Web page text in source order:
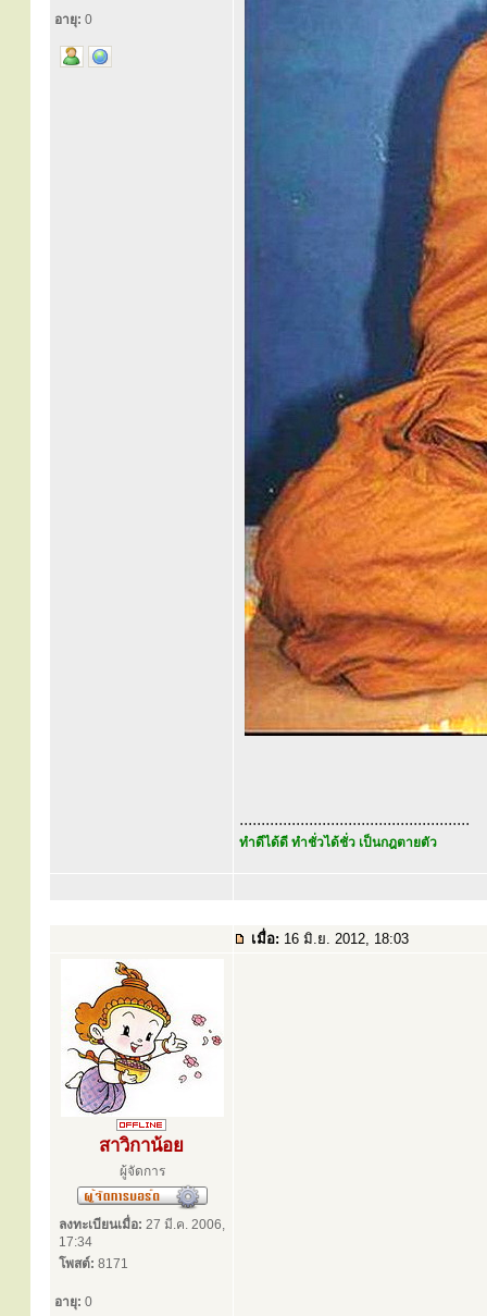
อายุ: 0
.....................................................
ทำดีได้ดี ทำชั่วได้ชั่ว เป็นกฎตายตัว
เมื่อ: 16 มิ.ย. 2012, 18:03
สาวิกาน้อย
ผู้จัดการ
ลงทะเบียนเมื่อ: 27 มี.ค. 2006,
17:34
โพสต์: 8171
อายุ: 0